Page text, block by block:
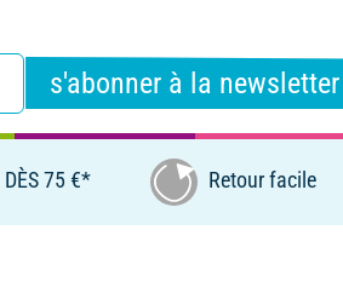
s'abonner à la newsletter
DÈS 75 €* Retour facile